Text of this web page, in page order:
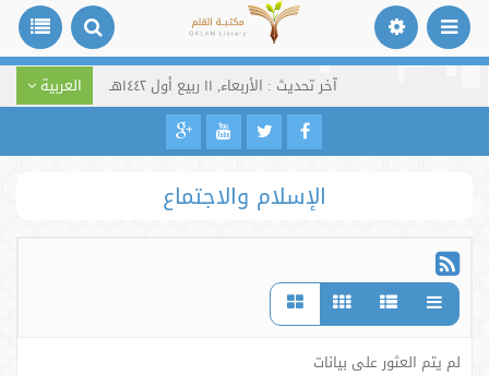
آخر تحديث : الأربعاء, ١١ ربيع أول ١٤٤٢هـ العربية
الإسلام والاجتماع
لم يتم العثور على بيانات